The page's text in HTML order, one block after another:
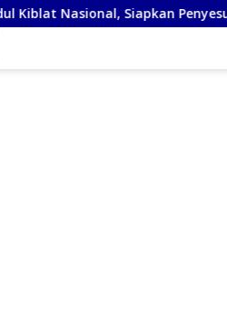
Penyesuaian Arah Kiblat